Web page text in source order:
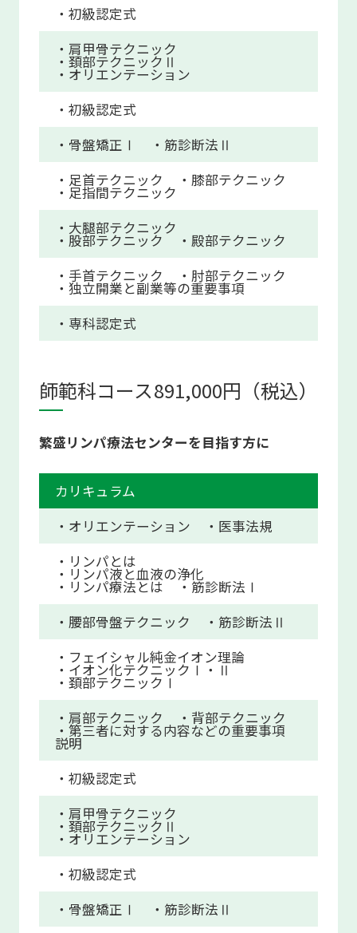
・初級認定式
・肩甲骨テクニック
・頚部テクニックⅡ
・オリエンテーション
・初級認定式
・骨盤矯正Ⅰ
・筋診断法Ⅱ
・足首テクニック
・膝部テクニック
・足指間テクニック
・大腿部テクニック
・股部テクニック
・殿部テクニック
・手首テクニック
・肘部テクニック
・独立開業と副業等の重要事項
・専科認定式
師範科コース891,000円（税込）
繁盛リンパ療法センターを目指す方に
カリキュラム
・オリエンテーション
・医事法規
・リンパとは
・リンパ液と血液の浄化
・リンパ療法とは
・筋診断法Ⅰ
・腰部骨盤テクニック
・筋診断法Ⅱ
・フェイシャル純金イオン理論
・イオン化テクニックⅠ・Ⅱ
・頚部テクニックⅠ
・肩部テクニック
・背部テクニック
・第三者に対する内容などの重要事項
説明
・初級認定式
・肩甲骨テクニック
・頚部テクニックⅡ
・オリエンテーション
・初級認定式
・骨盤矯正Ⅰ
・筋診断法Ⅱ